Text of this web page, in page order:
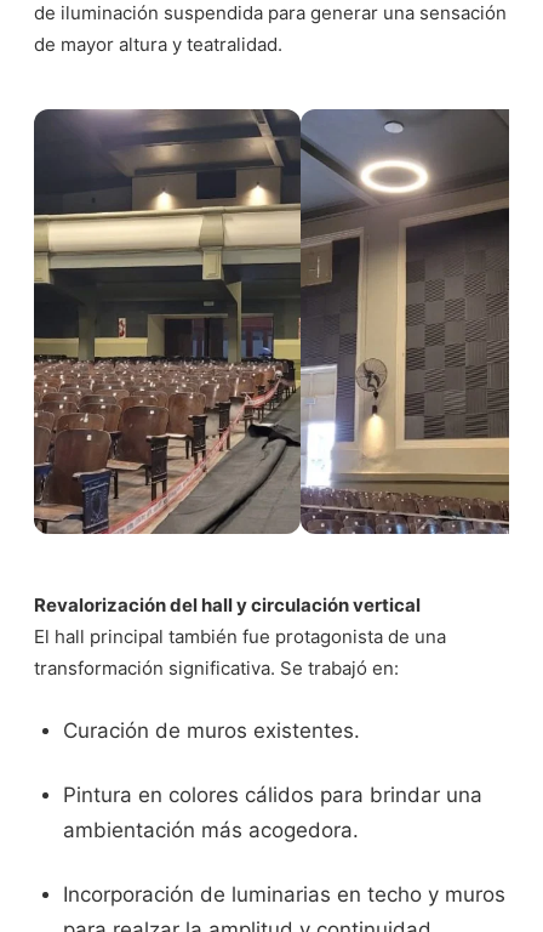
de iluminación suspendida para generar una sensación
de mayor altura y teatralidad.
Revalorización del hall y circulación vertical
El hall principal también fue protagonista de una
transformación significativa. Se trabajó en:
Curación de muros existentes.
Pintura en colores cálidos para brindar una
ambientación más acogedora.
Incorporación de luminarias en techo y muros